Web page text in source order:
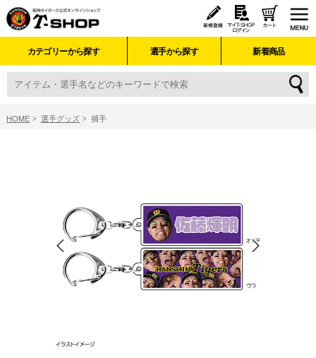
カテゴリーから探す 選手から探す 新着商品
HOME 選手グッズ 捕手